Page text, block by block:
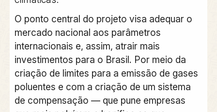
O ponto central do projeto visa adequar o
mercado nacional aos parâmetros
internacionais e, assim, atrair mais
investimentos para o Brasil. Por meio da
criação de limites para a emissão de gases
poluentes e com a criação de um sistema
de compensação — que pune empresas